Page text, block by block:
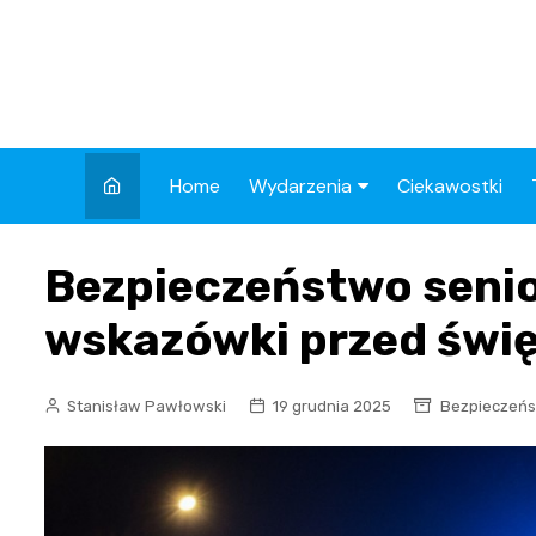
Home Wydarzenia
Wypadek
Drogi
Ciekawostki
Bezpieczeństwo
wskazówki przed
Stanisław Pawłowski 19 grudnia 2025